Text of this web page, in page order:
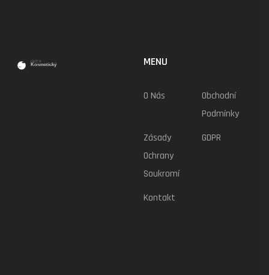
MENU
O Nás
Obchodní
Podmínky
Zásady
Ochrany
Soukromí
GDPR
Kontakt